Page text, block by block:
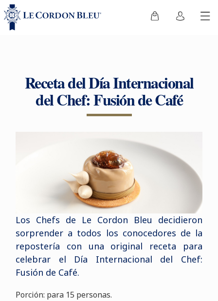
Receta del Día Internacional
del Chef: Fusión de Café
Los Chefs de Le Cordon Bleu decidieron
sorprender a todos los conocedores de la
repostería con una original receta para
celebrar el Día Internacional del Chef:
Fusión de Café.
Porción: para 15 personas.